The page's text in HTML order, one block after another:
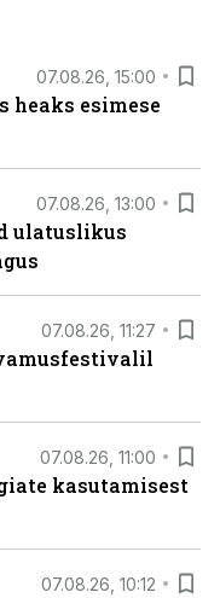
07.08.26, 15:00
heaks esimese
07.08.26, 13:00
ulatuslikus
07.08.26, 11:27
07.08.26, 11:00
kasutamisest
07.08.26, 10:12